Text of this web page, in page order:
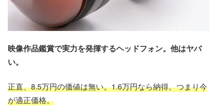
映像作品鑑賞で実力を発揮するヘッドフォン。他はヤバ
い。
正直、8.5万円の価値は無い。1.6万円なら納得。つまり今
が適正価格。